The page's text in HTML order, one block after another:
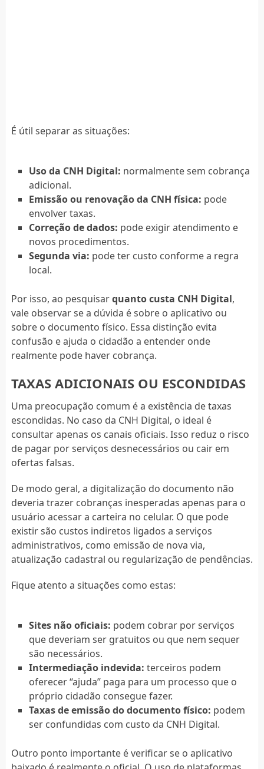
É útil separar as situações:
Uso da CNH Digital: normalmente sem cobrança
adicional.
Emissão ou renovação da CNH física: pode
envolver taxas.
Correção de dados: pode exigir atendimento e
novos procedimentos.
Segunda via: pode ter custo conforme a regra
local.
Por isso, ao pesquisarquanto custa CNH Digital,
vale observar se a dúvida é sobre o aplicativo ou
sobre o documento físico. Essa distinção evita
confusão e ajuda o cidadão a entender onde
realmente pode haver cobrança.
TAXAS ADICIONAIS OU ESCONDIDAS
Uma preocupação comum é a existência de taxas
escondidas. No caso da CNH Digital, o ideal é
consultar apenas os canais oficiais. Isso reduz o risco
de pagar por serviços desnecessários ou cair em
ofertas falsas.
De modo geral, a digitalização do documento não
deveria trazer cobranças inesperadas apenas para o
usuário acessar a carteira no celular. O que pode
existir são custos indiretos ligados a serviços
administrativos, como emissão de nova via,
atualização cadastral ou regularização de pendências.
Fique atento a situações como estas:
Sites não oficiais: podem cobrar por serviços
que deveriam ser gratuitos ou que nem sequer
são necessários.
Intermediação indevida: terceiros podem
oferecer “ajuda” paga para um processo que o
próprio cidadão consegue fazer.
Taxas de emissão do documento físico: podem
ser confundidas com custo da CNH Digital.
Outro ponto importante é verificar se o aplicativo